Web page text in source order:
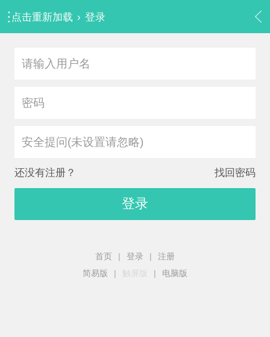
点击重新加载 › 登录
安全提问(未设置请忽略)
还没有注册？ 找回密码
登录
首页 | 登录 |
注册
简易版
| 触屏版 | 电脑版